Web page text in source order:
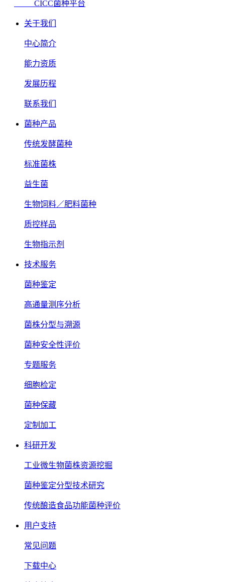
CICC菌种平台
关于我们
中心简介
能力资质
发展历程
联系我们
菌种产品
传统发酵菌种
标准菌株
益生菌
生物饲料／肥料菌种
质控样品
生物指示剂
技术服务
菌种鉴定
高通量测序分析
菌株分型与溯源
菌种安全性评价
专题服务
细胞检定
菌种保藏
定制加工
科研开发
工业微生物菌株资源挖掘
菌种鉴定分型技术研究
传统酿造食品功能菌种评价
用户支持
常见问题
下载中心